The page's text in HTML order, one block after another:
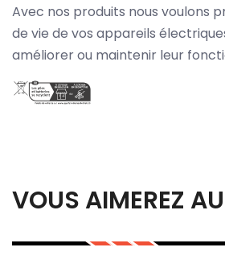
Avec nos produits nous voulons
de vie de vos appareils
améliorer ou maintenir leur
VOUS AIMEREZ